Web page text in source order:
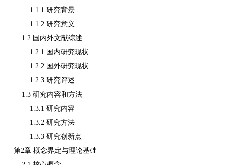
1.1.1 研究背景
1.1.2 研究意义
1.2 国内外文献综述
1.2.1 国内研究现状
1.2.2 国外研究现状
1.2.3 研究评述
1.3 研究内容和方法
1.3.1 研究内容
1.3.2 研究方法
1.3.3 研究创新点
第2章 概念界定与理论基础